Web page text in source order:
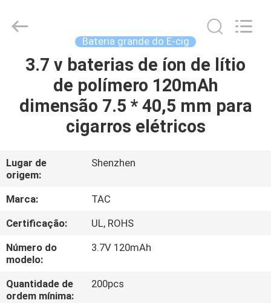
CASA
PRODUTOS
SOBRE
NÓS
EXCURSÃO
DA
FÁBRICA
New
Energy
Bateria grande do E-cig
3.7 v baterias de íon de lítio
de polímero 120mAh
dimensão 7.5 * 40,5 mm para
cigarros elétricos
Lugar de
origem:
Shenzhen
Marca:
TAC
Certificação:
UL, ROHS
Número do
modelo:
3.7V 120mAh
Quantidade de
ordem mínima:
200pcs